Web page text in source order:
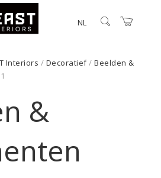
NL
Interiors / Decoratief/ Beelden &
&